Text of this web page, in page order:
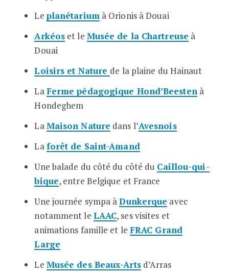
Le planétariumà Orionis à Douai
Arkéos et le Musée de la Chartreuse à
Douai
Loisirs et Nature de la plaine du Hainaut
LaFerme pédagogique Hond’Beestenà
Hondeghem
LaMaison Nature dans l’Avesnois
Laforêt de Saint-Amand
Une balade du côté du côté du Caillou-qui-
bique, entre Belgique et France
Une journée sympa àDunkerque avec
notamment le LAAC, ses visites et
animations famille et le FRAC Grand
Large
Le Musée des Beaux-Artsd’Arras